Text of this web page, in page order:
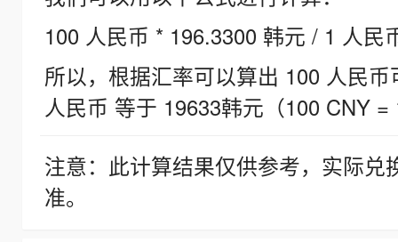
100 人民币 * 196.3300 韩元 / 1 人民
所以，根据汇率可以算出 100 人民
人民币 等于 19633韩元（100 CNY =
注意：此计算结果仅供参考，实际
准。